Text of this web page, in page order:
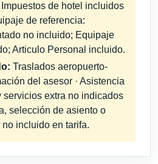
de hotel incluidos
de referencia:
no incluido; Equipaje
Articulo Personal incluido.
Traslados aeropuerto-
del asesor · Asistencia
servicios extra no indicados
selección de asiento o
incluido en tarifa.